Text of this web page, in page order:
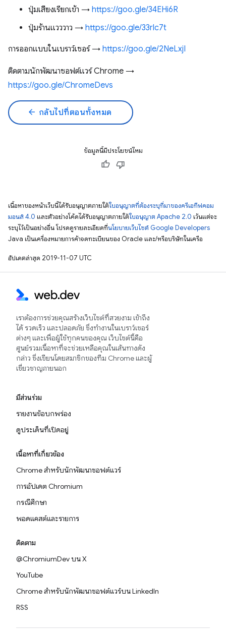
ปุ่มเสียงเรียกเข้า → https://goo.gle/34EHi6R
ปุ่มร้านแวววาว → https://goo.gle/33rlc7t
การออกแบบในเบราว์เซอร์ → https://goo.gle/2NeLxjI
ติดตามนักพัฒนาซอฟต์แวร์ Chrome →
https://goo.gle/ChromeDevs
arrow_back กลับไปที่ตอนทั้งหมด
ข้อมูลนี้มีประโยชน์ไหม
เนื้อหาของหน้าเว็บนี้ได้รับอนุญาตภายใต้ใบอนุญาตที่ต้องระบุที่มาของครีเอทีฟคอม
มอนส์ 4.0 และตัวอย่างโค้ดได้รับอนุญาตภายใต้ใบอนุญาต Apache 2.0 เว้นแต่จะ
ระบุไว้เป็นอย่างอื่น โปรดดูรายละเอียดที่นโยบายเว็บไซต์ Google Developers
Java เป็นเครื่องหมายการค้าจดทะเบียนของ Oracle และ/หรือบริษัทในเครือ
อัปเดตล่าสุด 2019-11-07 UTC
เราต้องการช่วยคุณสร้างเว็บไซต์ที่สวยงาม เข้าถึง
ได้ รวดเร็ว และปลอดภัย ซึ่งทำงานในเบราว์เซอร์
ต่างๆ และเพื่อผู้ใช้ทุกคนของคุณ เว็บไซต์นี้คือ
ศูนย์รวมเนื้อหาที่จะช่วยเหลือคุณในเส้นทางดัง
กล่าว ซึ่งเขียนโดยสมาชิกของทีม Chrome และผู้
เชี่ยวชาญภายนอก
มีส่วนร่วม
รายงานข้อบกพร่อง
ดูประเด็นที่เปิดอยู่
เนื้อหาที่เกี่ยวข้อง
Chrome สำหรับนักพัฒนาซอฟต์แวร์
การอัปเดต Chromium
กรณีศึกษา
พอดแคสต์และรายการ
ติดตาม
@ChromiumDev บน X
YouTube
Chrome สำหรับนักพัฒนาซอฟต์แวร์บน LinkedIn
RSS